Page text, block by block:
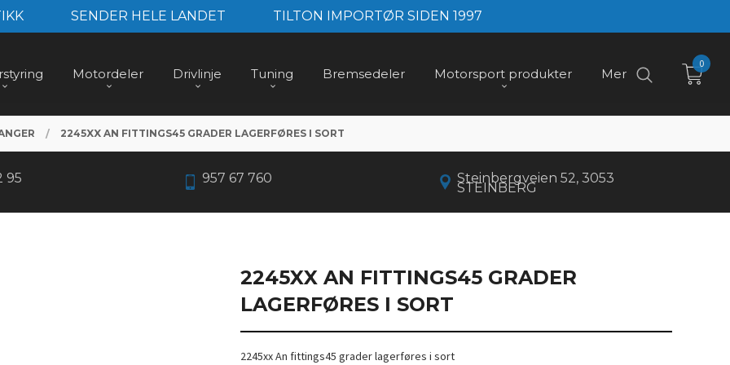
SENDER HELE LANDET TILTON IMPORTØR SIDEN 1997
Motordeler Drivlinje Tuning Bremsedeler Motorsport produkter Mer
0
2245XX AN FITTINGS45 GRADER LAGERFØRES I SORT
95 957 67 760 Steinbergveien 52, 3053
STEINBERG
2245XX AN FITTINGS45 GRADER
LAGERFØRES I SORT
2245xx An fittings45 grader lagerføres i sort